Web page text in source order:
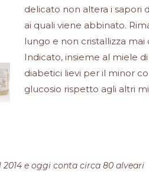
delicato non altera i sapori
ai quali viene abbinato.
lungo e non cristallizza
Indicato, insieme al miele
diabetici lievi per il minor
glucosio rispetto agli altri
2014 e oggi conta circa 80 alveari